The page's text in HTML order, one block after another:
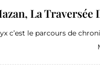
La
c’est le parcours de